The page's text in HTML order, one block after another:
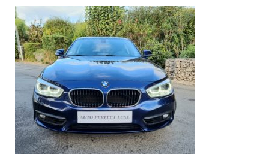
r
2
0
2
3
1
0
2
1
_
0
9
2
2